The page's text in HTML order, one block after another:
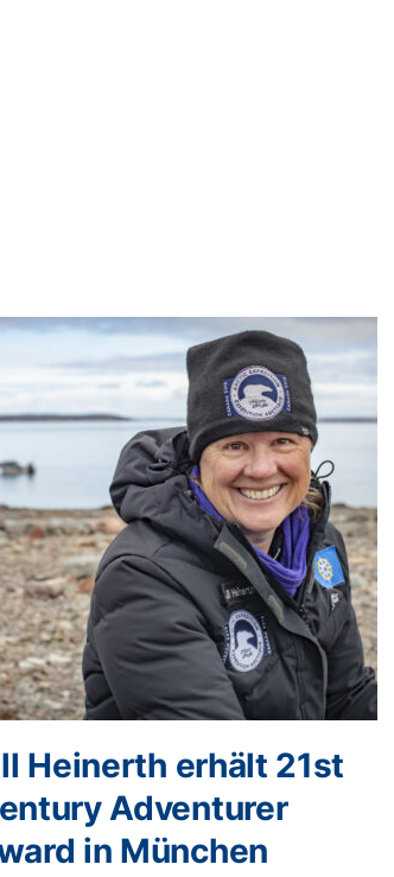
Heinerth erhält 21st
Adventurer
in München